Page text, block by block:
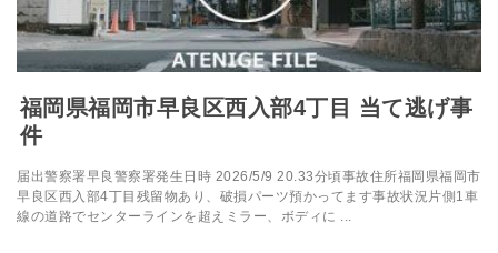
福岡県福岡市早良区西入部4丁目 当て逃げ事
件
届出警察署早良警察署発生日時 2026/5/9 20.33分頃事故住所福岡県福岡市
早良区西入部4丁目残留物あり、破損パーツ預かってます事故状況片側1車
線の道路でセンターラインを超えミラー、ボディに ...